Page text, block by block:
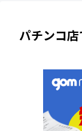
パチンコ店